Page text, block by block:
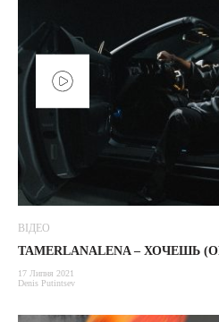
ВІДЕО
TAMERLANALENA – ХОЧЕШЬ
17 Липня 2021
Denis Putintsev